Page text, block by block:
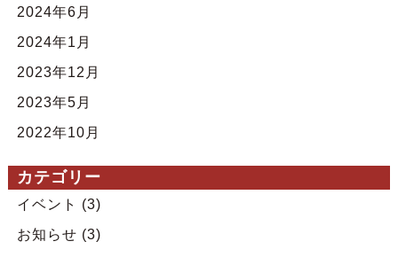
2024年6月
2024年1月
2023年12月
2023年5月
2022年10月
カテゴリー
イベント (3)
お知らせ (3)